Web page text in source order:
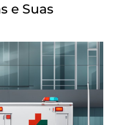
e Suas